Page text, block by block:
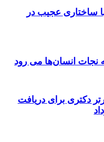
ساختاری عجیب در
نجات انسان‌ها می رود
دکتری‌ برای دریافت